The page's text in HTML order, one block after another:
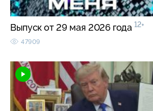
Выпуск от 29 мая 2026 года 12+
47909